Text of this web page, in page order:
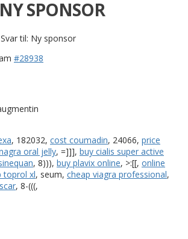
SPONSOR
Svar til: Ny sponsor
#28938
, 182032, cost coumadin, 24066, price
oral jelly, =]]], buy cialis super active
, 8))), buy plavix online, >:[[, online
toprol xl, seum, cheap viagra professional,
, 8-(((,